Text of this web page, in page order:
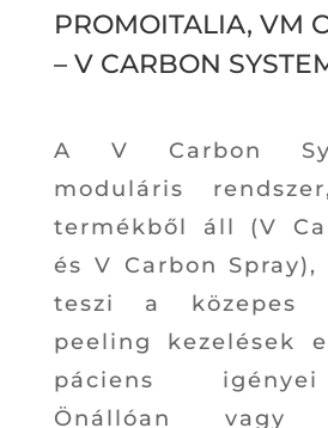
PROMOITALIA, VM
– V CARBON
A V Carbon
moduláris
termékből áll (V
és V Carbon
teszi a közepes
peeling kezelések
páciens
Önállóan vagy